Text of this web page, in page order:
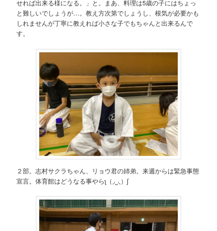
せれば出来る様になる。」と。まあ、料理は5歳の子にはちょっ
と難しいでしょうが…。教え方次第でしょうし、根気が必要かも
しれませんが丁寧に教えれば小さな子でもちゃんと出来るんで
す。
２部。志村サクラちゃん、リョウ君の姉弟。来週からは緊急事態
宣言。体育館はどうなる事やらʅ（◞‿◟）ʃ